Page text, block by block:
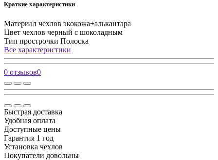
Краткие характеристики
Материал чехлов экокожа+алькантара
Цвет чехлов черный с шоколадным
Тип прострочки Полоска
Все характеристики
0 отзывов0
Быстрая доставка
Удобная оплата
Доступные цены
Гарантия 1 год
Установка чехлов
Покупатели довольны